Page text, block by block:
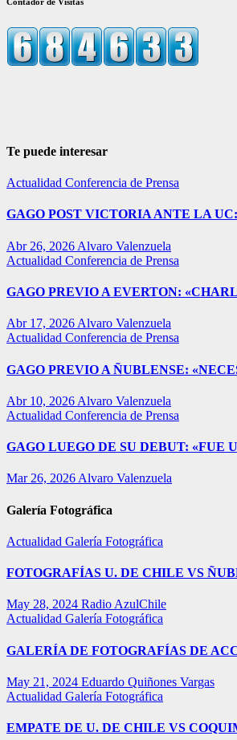
Te puede interesar
Actualidad Conferencia de Prensa
GAGO POST VICTORIA ANTE LA
Abr 26, 2026 Alvaro Valenzuela
Actualidad Conferencia de Prensa
GAGO PREVIO A EVERTON:
Abr 17, 2026 Alvaro Valenzuela
Actualidad Conferencia de Prensa
GAGO PREVIO A ÑUBLENSE:
Abr 10, 2026 Alvaro Valenzuela
Actualidad Conferencia de Prensa
GAGO LUEGO DE SU DEBUT: «FUE
Mar 26, 2026 Alvaro Valenzuela
Galería Fotográfica
Actualidad Galería Fotográfica
FOTOGRAFÍAS U. DE CHILE VS
May 28, 2024 Radio AzulChile
Actualidad Galería Fotográfica
GALERÍA DE FOTOGRAFÍAS DE
May 21, 2024 Eduardo Quiñones Vargas
Actualidad Galería Fotográfica
EMPATE DE U. DE CHILE VS